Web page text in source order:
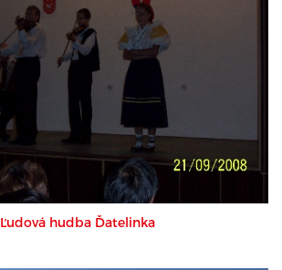
Ľudová hudba Ďatelinka